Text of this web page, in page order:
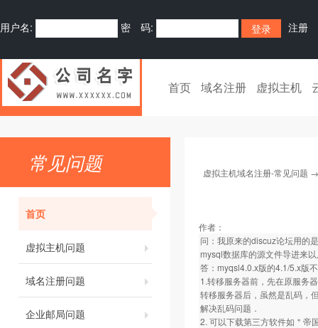
用户名: 密 码: 注册
首页 域名注册 虚拟主机
常见问题
首页
虚拟主机问题
域名注册问题
企业邮局问题
虚拟主机域名注册-常见问题
作者：
问：我原来的discuz论坛用的
mysql数据库的源文件导进来
答：myqsl4.0.x版的4.1/5.x版
1.转移服务器前，先在原服务
转移服务器后，虽然是乱码，
解决乱码问题．
2. 可以下载第三方软件如＂